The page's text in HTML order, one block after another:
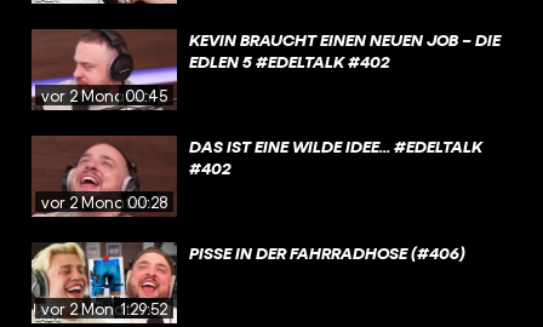
vor 2 Monaten
00:45
KEVIN BRAUCHT EINEN NEUEN JOB – DIE
EDLEN 5 #EDELTALK #402
vor 2 Monaten
00:28
DAS IST EINE WILDE IDEE... #EDELTALK
#402
vor 2 Monaten
1:29:52
PISSE IN DER FAHRRADHOSE (#406)